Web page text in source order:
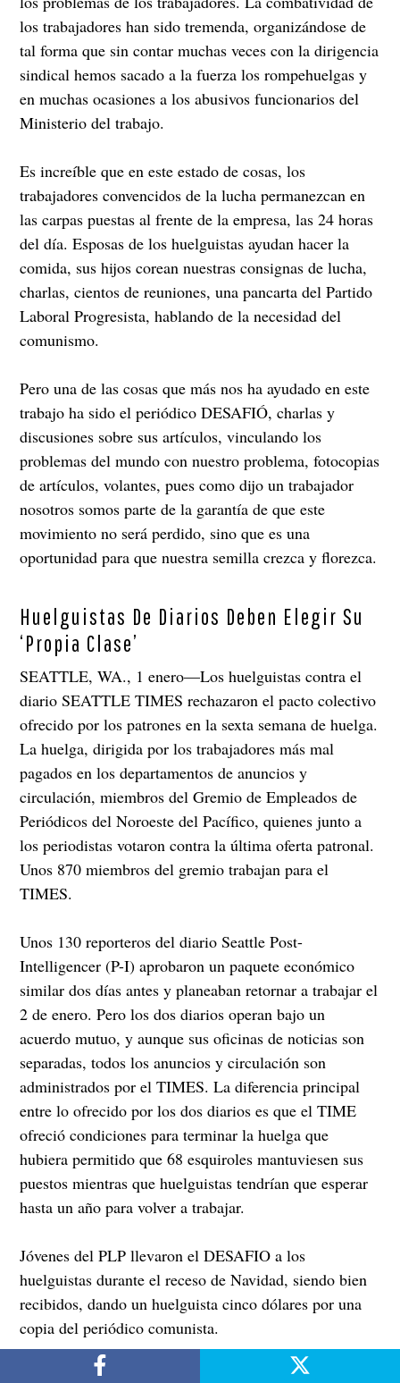
los trabajadores han sido tremenda, organizándose de
tal forma que sin contar muchas veces con la dirigencia
sindical hemos sacado a la fuerza los rompehuelgas y
en muchas ocasiones a los abusivos funcionarios del
Ministerio del trabajo.
Es increíble que en este estado de cosas, los
trabajadores convencidos de la lucha permanezcan en
las carpas puestas al frente de la empresa, las 24 horas
del día. Esposas de los huelguistas ayudan hacer la
comida, sus hijos corean nuestras consignas de lucha,
charlas, cientos de reuniones, una pancarta del Partido
Laboral Progresista, hablando de la necesidad del
comunismo.
Pero una de las cosas que más nos ha ayudado en este
trabajo ha sido el periódico DESAFIÓ, charlas y
discusiones sobre sus artículos, vinculando los
problemas del mundo con nuestro problema, fotocopias
de artículos, volantes, pues como dijo un trabajador
nosotros somos parte de la garantía de que este
movimiento no será perdido, sino que es una
oportunidad para que nuestra semilla crezca y florezca.
Huelguistas De Diarios Deben Elegir Su
‘Propia Clase’
SEATTLE, WA., 1 enero—Los huelguistas contra el
diario SEATTLE TIMES rechazaron el pacto colectivo
ofrecido por los patrones en la sexta semana de huelga.
La huelga, dirigida por los trabajadores más mal
pagados en los departamentos de anuncios y
circulación, miembros del Gremio de Empleados de
Periódicos del Noroeste del Pacífico, quienes junto a
los periodistas votaron contra la última oferta patronal.
Unos 870 miembros del gremio trabajan para el
TIMES.
Unos 130 reporteros del diario Seattle Post-
Intelligencer (P-I) aprobaron un paquete económico
similar dos días antes y planeaban retornar a trabajar el
2 de enero. Pero los dos diarios operan bajo un
acuerdo mutuo, y aunque sus oficinas de noticias son
separadas, todos los anuncios y circulación son
administrados por el TIMES. La diferencia principal
entre lo ofrecido por los dos diarios es que el TIME
ofreció condiciones para terminar la huelga que
hubiera permitido que 68 esquiroles mantuviesen sus
puestos mientras que huelguistas tendrían que esperar
hasta un año para volver a trabajar.
Jóvenes del PLP llevaron el DESAFIO a los
huelguistas durante el receso de Navidad, siendo bien
recibidos, dando un huelguista cinco dólares por una
copia del periódico comunista.
La resolución de los huelguistas—particularmente los